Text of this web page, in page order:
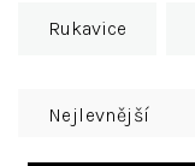
Rukavice
Nejlevnější